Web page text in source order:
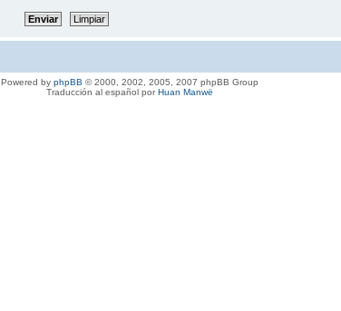
Powered by phpBB © 2000, 2002, 2005, 2007 phpBB Group
Traducción al español porHuan Manwë